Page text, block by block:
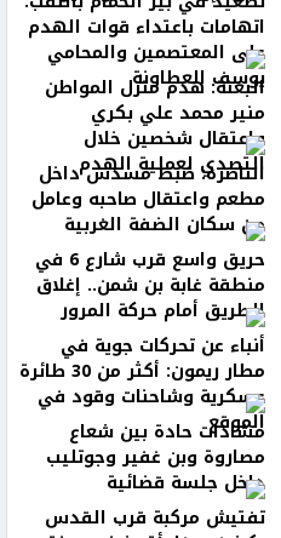
اتهامات باعتداء قوات الهدم
على المعتصمين والمحامي
يوسف العطاونة
البعنة: هدم منزل المواطن
منير محمد علي بكري
واعتقال شخصين خلال
التصدي لعملية الهدم
الناصرة: ضبط مسدس داخل
مطعم واعتقال صاحبه وعامل
من سكان الضفة الغربية
حريق واسع قرب شارع 6 في
منطقة غابة بن شمن.. إغلاق
الطريق أمام حركة المرور
أنباء عن تحركات جوية في
مطار ريمون: أكثر من 30 طائرة
عسكرية وشاحنات وقود في
الموقع
مشادات حادة بين شعاع
مصاروة وبن غفير وجوتليب
داخل جلسة قضائية
تفتيش مركبة قرب القدس